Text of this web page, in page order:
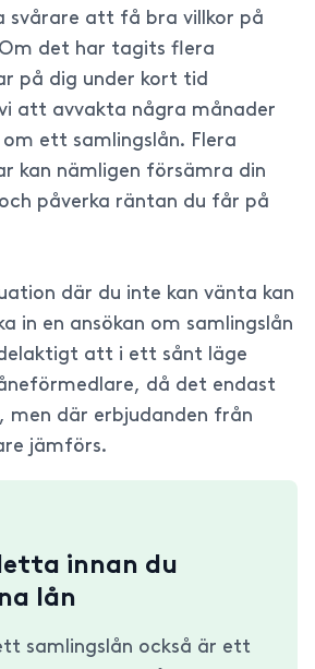
svårare att få bra villkor på
det har tagits flera
på dig under kort tid
att avvakta några månader
om ett samlingslån. Flera
kan nämligen försämra din
påverka räntan du får på
där du inte kan vänta kan
in en ansökan om samlingslån
att i ett sånt läge
då det endast
men där erbjudanden från
jämförs.
innan du
lån
samlingslån också är ett